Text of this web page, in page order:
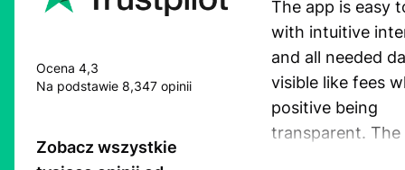
Ocena 4,3
Na podstawie 8,347 opinii
Zobacz wszystkie
The app is easy
with intuitive
and all needed
visible like fees
positive being
transparent. The